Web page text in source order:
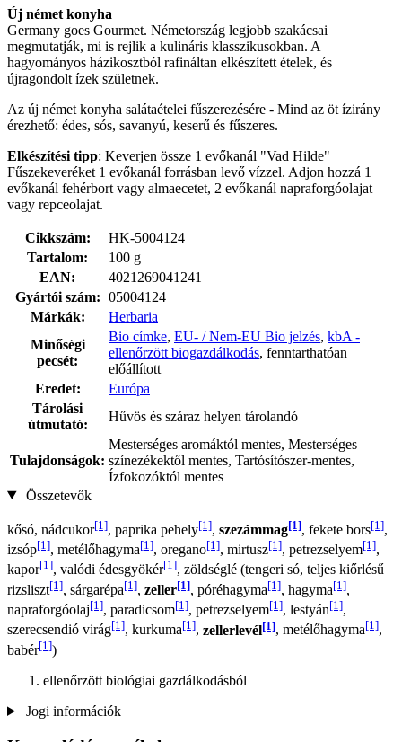
Új német konyha
Germany goes Gourmet. Németország legjobb szakácsai
megmutatják, mi is rejlik a kulináris klasszikusokban. A
hagyományos házikosztból rafináltan elkészített ételek, és
újragondolt ízek születnek.
Az új német konyha salátaételei fűszerezésére - Mind az öt ízirány
érezhető: édes, sós, savanyú, keserű és fűszeres.
Elkészítési tipp: Keverjen össze 1 evőkanál "Vad Hilde"
Fűszekeveréket 1 evőkanál forrásban levő vízzel. Adjon hozzá 1
evőkanál fehérbort vagy almaecetet, 2 evőkanál napraforgóolajat
vagy repceolajat.
Cikkszám:
HK-5004124
Tartalom:
100 g
EAN:
4021269041241
Gyártói szám: 05004124
Márkák:
Herbaria
Minőségi
pecsét:
Bio címke, EU- / Nem-EU Bio jelzés, kbA -
ellenőrzött biogazdálkodás, fenntarthatóan
előállított
Eredet:
Európa
Tárolási
útmutató:
Hűvös és száraz helyen tárolandó
Tulajdonságok:
Mesterséges aromáktól mentes, Mesterséges
színezékektől mentes, Tartósítószer-mentes,
Ízfokozóktól mentes
Összetevők
kősó, nádcukor[1], paprika pehely[1], szezámmag[1], fekete bors[1],
izsóp[1], metélőhagyma[1], oregano[1], mirtusz[1], petrezselyem[1],
kapor[1], valódi édesgyökér[1], zöldséglé (tengeri só, teljes kiőrlésű
rizsliszt[1], sárgarépa[1], zeller[1], póréhagyma[1], hagyma[1],
napraforgóolaj[1], paradicsom[1], petrezselyem[1], lestyán[1],
szerecsendió virág[1], kurkuma[1], zellerlevél[1], metélőhagyma[1],
babér[1])
ellenőrzött biológiai gazdálkodásból
Jogi információk